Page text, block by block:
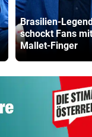
Brasilien-
schockt Fans mit
Mallet-Finger